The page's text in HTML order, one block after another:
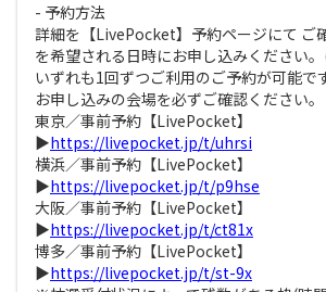
- 予約方法
詳細を【LivePocket】予約ページにて ご
を希望される日時にお申し込みください
いずれも1回ずつご利用のご予約が可能で
お申し込みの会場を必ずご確認ください。
東京／事前予約【LivePocket】
▶https://livepocket.jp/t/uhrsi
横浜／事前予約【LivePocket】
▶https://livepocket.jp/t/p9hse
大阪／事前予約【LivePocket】
▶https://livepocket.jp/t/ct81x
博多／事前予約【LivePocket】
▶https://livepocket.jp/t/st-9x